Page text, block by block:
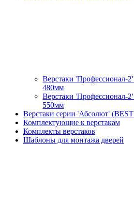
Верстаки 'Профессионал-
480мм
Верстаки 'Профессионал-
550мм
Верстаки серии 'Абсолют'
Комплектующие к верстакам
Комплекты верстаков
Шаблоны для монтажа дверей